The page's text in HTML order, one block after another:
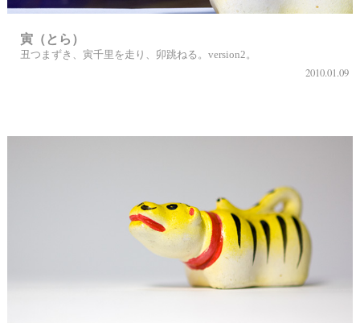
寅（とら）
丑つまずき、寅千里を走り、卯跳ねる。version2。
2010.01.09